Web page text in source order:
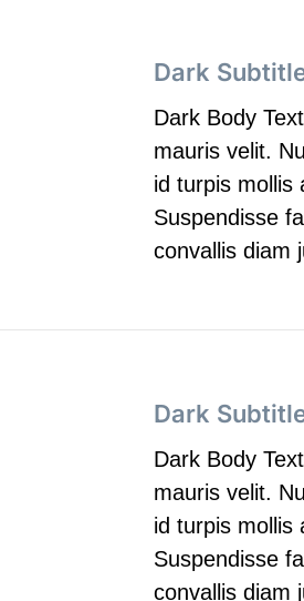
Dark
Dark Body
mauris velit.
id turpis mollis
Suspendisse
convallis diam
Dark
Dark Body
mauris velit.
id turpis mollis
Suspendisse
convallis diam